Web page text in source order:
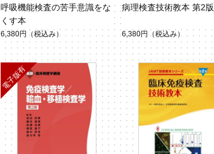
呼吸機能検査の苦手意識をな
くす本
6,380円 （税込み）
病理検査技術教本 第2版
6,380円 （税込み）